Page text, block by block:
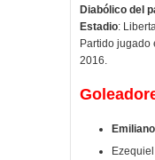
Diabólico del
Estadio:
Partido jugado
2016.